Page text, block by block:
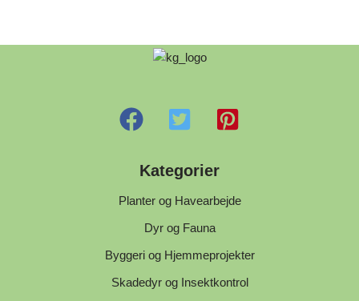
Kategorier
Planter og Havearbejde
Dyr og Fauna
Byggeri og Hjemmeprojekter
Skadedyr og Insektkontrol